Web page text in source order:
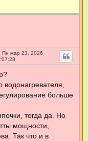
С
о
о
щ
е
и
Пн мар 23, 2026
больше
тогда да. Но
мощности,
Так что и в